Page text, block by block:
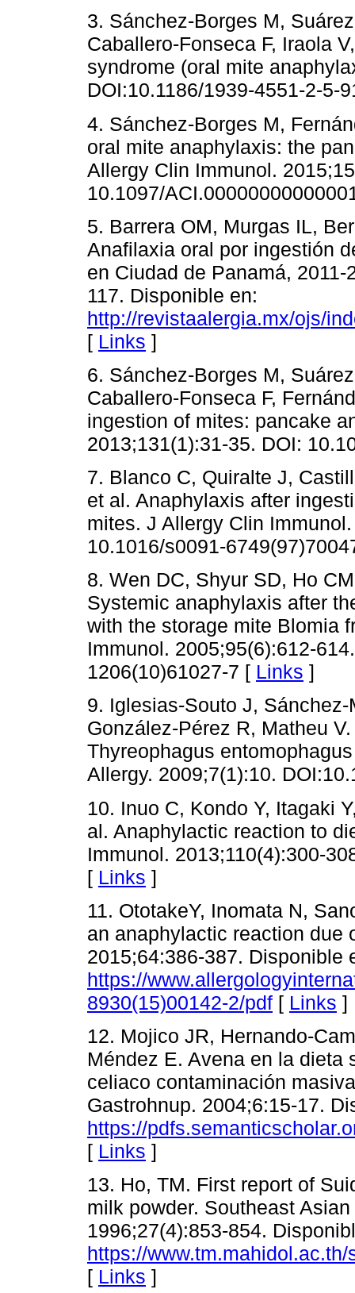
3. Sánchez-Borges M,
Caballero-Fonseca F, Iraola
syndrome (oral mite
DOI:10.1186/1939-4551-2-5-
4. Sánchez-Borges M,
oral mite anaphylaxis: the
Allergy Clin Immunol.
10.1097/
5. Barrera OM, Murgas IL,
Anafilaxia oral por ingestión
en Ciudad de Panamá,
117. Disponible en:
http://revistaalergia.mx/ojs/
[ Links ]
6. Sánchez-Borges M,
Caballero-Fonseca F,
ingestion of mites: pancake
2013;131(1):31-35. DOI:
7. Blanco C, Quiralte J,
et al. Anaphylaxis after
mites. J Allergy Clin
10.1016/s0091-
8. Wen DC, Shyur SD, Ho
Systemic anaphylaxis after
with the storage mite Blomia
Immunol. 2005;95(6):612-
1206(10)61027-7 [ Links ]
9. Iglesias-Souto J,
González-Pérez R, Matheu
Thyreophagus
Allergy. 2009;7(1):10.
10. Inuo C, Kondo Y, Itagaki
al. Anaphylactic reaction to
Immunol. 2013;110(4):300-
[ Links ]
11. OtotakeY, Inomata N,
an anaphylactic reaction due
2015;64:386-387. Disponible
https://
8930(15)00142-2/pdf [ Links ]
12. Mojico JR, Hernando-
Méndez E. Avena en la dieta
celiaco contaminación
Gastrohnup. 2004;6:15-17.
https://
[ Links ]
13. Ho, TM. First report of
milk powder. Southeast
1996;27(4):853-854.
https://
[ Links ]